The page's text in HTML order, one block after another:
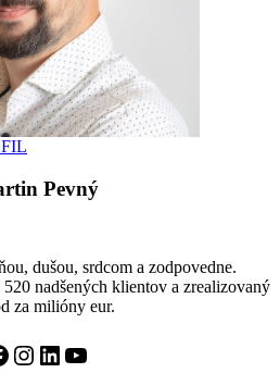
Pevný
dušou, srdcom a zodpovedne.
nadšených klientov a zrealizovaný
za milióny eur.
Instagram
LinkedIn
YouTube